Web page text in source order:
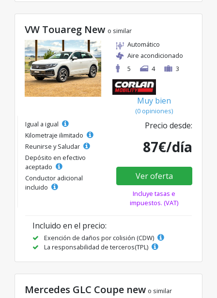
VW Touareg New o similar
Automático
Aire acondicionado
5
4 3
Muy bien
(0 opiniones)
Igual a igual
Kilometraje ilimitado
Reunirse y Saludar
Depósito en efectivo
aceptado
Conductor adicional
incluido
Precio desde:
87€/día
Ver oferta
Incluye tasas e
impuestos. (VAT)
Incluido en el precio:
Exención de daños por colisión (CDW)
La responsabilidad de terceros(TPL)
Mercedes GLC Coupe new o similar